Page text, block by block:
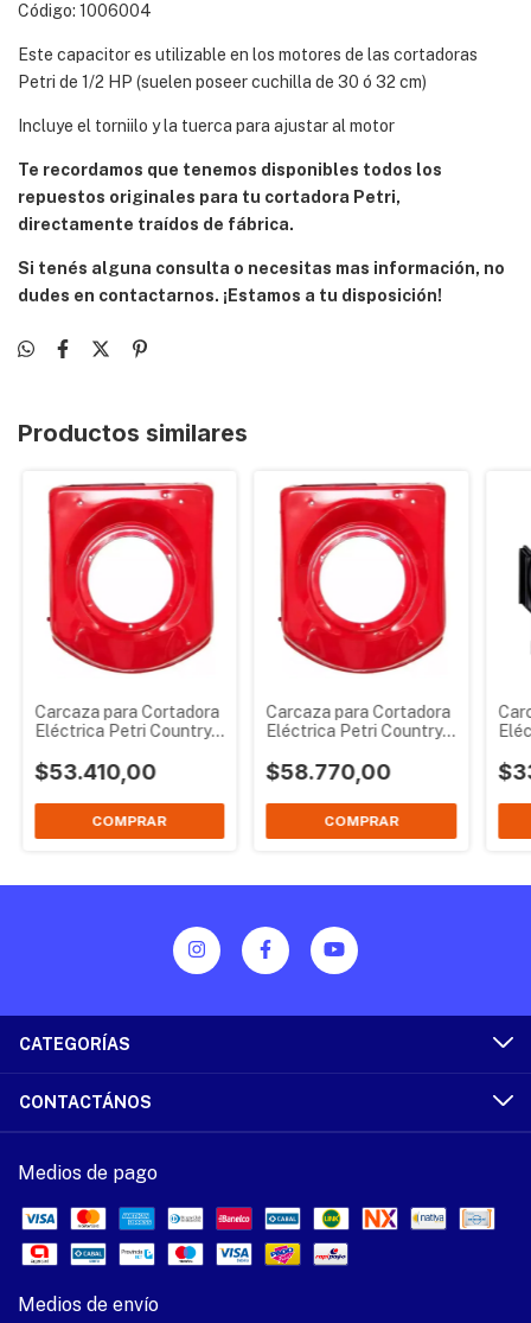
Código: 1006004
Este capacitor es utilizable en los motores de las cortadoras
Petri de 1/2 HP (suelen poseer cuchilla de 30 ó 32 cm)
Incluye el torniilo y la tuerca para ajustar al motor
Te recordamos que tenemos disponibles todos los
repuestos originales para tu cortadora Petri,
directamente traídos de fábrica.
Si tenés alguna consulta o necesitas mas información, no
dudes en contactarnos. ¡Estamos a tu disposición!
Productos similares
Carcaza para Cortadora
Eléctrica Petri Country
$53.410,00
Carcaza para Cortadora
Eléctrica Petri Country 1
$58.770,00
CATEGORÍAS
CONTACTÁNOS
Medios de pago
Medios de envío